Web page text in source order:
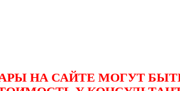
НА САЙТЕ МОГУТ